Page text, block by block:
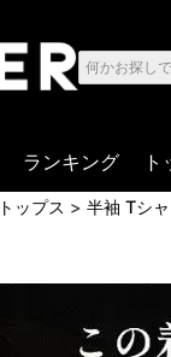
ランキング ト
トップス 半袖 Tシ